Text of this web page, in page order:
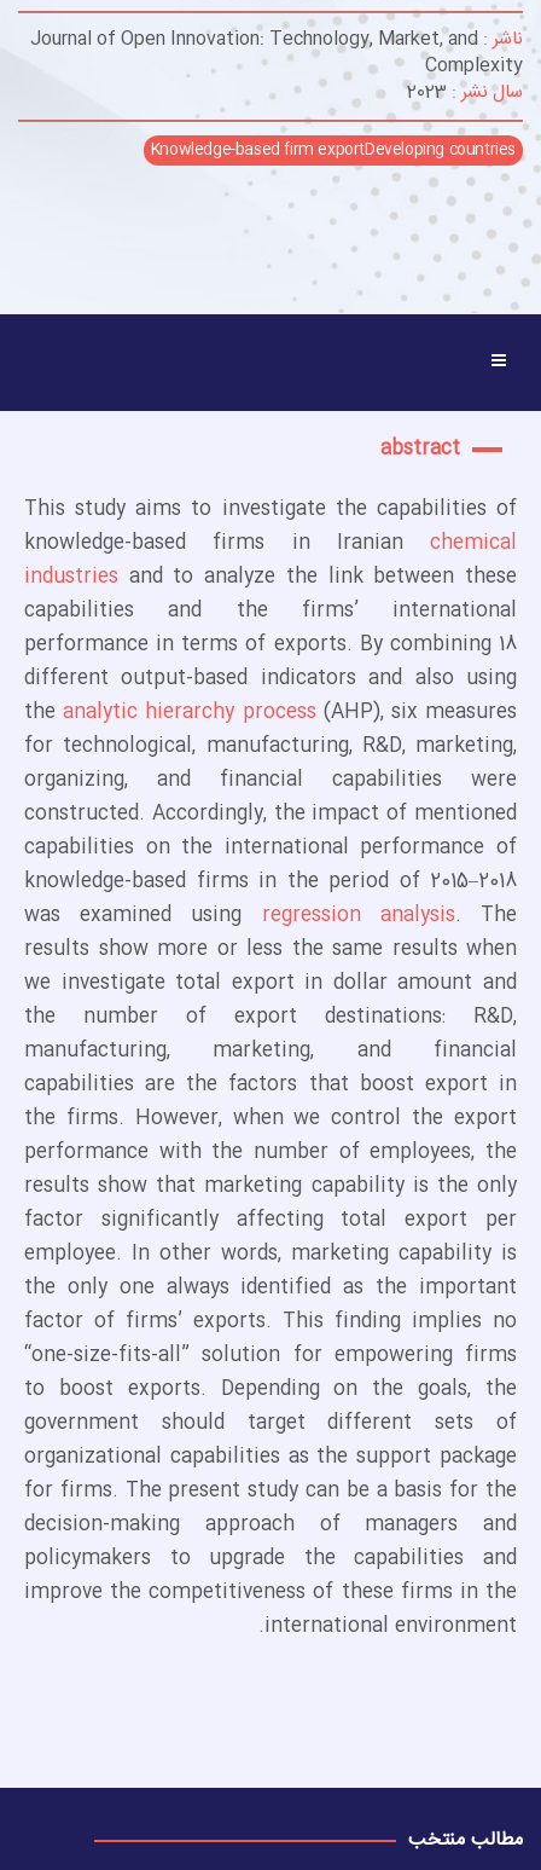
ناشر : Journal of Open Innovation: Technology, Market, and
Complexity
سال نشر : 2023
Knowledge-based firm exportDeveloping countries
abstract
This study aims to investigate the capabilities of
knowledge-based firms in Iranian chemical
industries and to analyze the link between these
capabilities and the firms’ international
performance in terms of exports. By combining 18
different output-based indicators and also using
theanalytic hierarchy process (AHP), six measures
for technological, manufacturing, R&D, marketing,
organizing, and financial capabilities were
constructed. Accordingly, the impact of mentioned
capabilities on the international performance of
knowledge-based firms in the period of 2015–2018
was examined using regression analysis. The
results show more or less the same results when
we investigate total export in dollar amount and
the number of export destinations: R&D,
manufacturing, marketing, and financial
capabilities are the factors that boost export in
the firms. However, when we control the export
performance with the number of employees, the
results show that marketing capability is the only
factor significantly affecting total export per
employee. In other words, marketing capability is
the only one always identified as the important
factor of firms’ exports. This finding implies no
“one-size-fits-all” solution for empowering firms
to boost exports. Depending on the goals, the
government should target different sets of
organizational capabilities as the support package
for firms. The present study can be a basis for the
decision-making approach of managers and
policymakers to upgrade the capabilities and
improve the competitiveness of these firms in the
international environment.
مطالب منتخب